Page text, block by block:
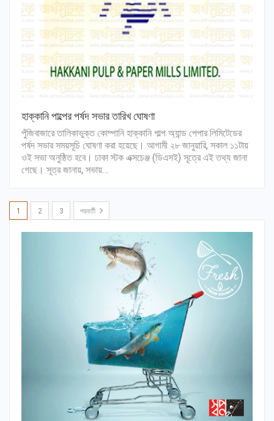
হাক্কানি পাল্পের পর্ষদ সভার তারিখ ঘোষণা
পুঁজিবাজারে তালিকাভুক্ত কোম্পানি হাক্কানি পাল্প অ্যান্ড পেপার লিমিটেডের
পর্ষদ সভার সময়সূচি ঘোষণা করা হয়েছে। আগামী ২৮ জানুয়ারি, সকাল ১১টায়
ওই সভা অনুষ্ঠিত হবে। ঢাকা স্টক এক্সচেঞ্জ (ডিএসই) সূত্রে এই তথ্য জানা
গেছে। সূত্র জানায়, সভায়…
1 2 3 পরবর্তী